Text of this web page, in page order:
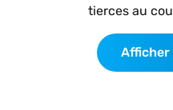
tierces au
Afficher